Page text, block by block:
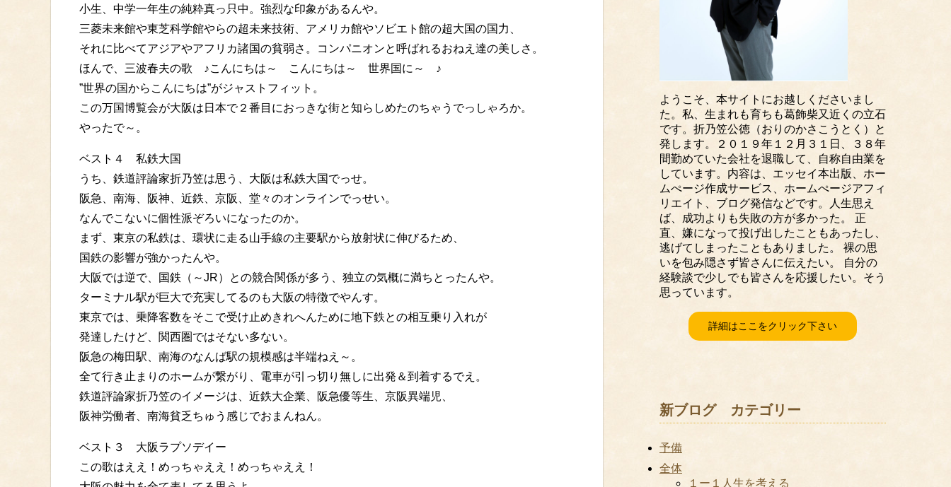
小生、中学一年生の純粋真っ只中。強烈な印象があるんや。
三菱未来館や東芝科学館やらの超未来技術、アメリカ館やソビエト館の超大国の国力、
それに比べてアジアやアフリカ諸国の貧弱さ。コンパニオンと呼ばれるおねえ達の美しさ。
ほんで、三波春夫の歌 ♪こんにちは～ こんにちは～ 世界国に～ ♪
”世界の国からこんにちは”がジャストフィット。
この万国博覧会が大阪は日本で２番目におっきな街と知らしめたのちゃうでっしゃろか。
やったで～。
ベスト４ 私鉄大国
うち、鉄道評論家折乃笠は思う、大阪は私鉄大国でっせ。
阪急、南海、阪神、近鉄、京阪、堂々のオンラインでっせい。
なんでこないに個性派ぞろいになったのか。
まず、東京の私鉄は、環状に走る山手線の主要駅から放射状に伸びるため、
国鉄の影響が強かったんや。
大阪では逆で、国鉄（～JR）との競合関係が多う、独立の気概に満ちとったんや。
ターミナル駅が巨大で充実してるのも大阪の特徴でやんす。
東京では、乗降客数をそこで受け止めきれへんために地下鉄との相互乗り入れが
発達したけど、関西圏ではそない多ない。
阪急の梅田駅、南海のなんば駅の規模感は半端ねえ～。
全て行き止まりのホームが繋がり、電車が引っ切り無しに出発＆到着するでえ。
鉄道評論家折乃笠のイメージは、近鉄大企業、阪急優等生、京阪異端児、
阪神労働者、南海貧乏ちゅう感じでおまんねん。
ベスト３ 大阪ラプソデイー
この歌はええ！めっちゃええ！めっちゃええ！
ようこそ、本サイトにお越しくださいまし
た。私、生まれも育ちも葛飾柴又近くの立石
です。折乃笠公徳（おりのかさこうとく）と
発します。２０１９年１２月３１日、３８年
間勤めていた会社を退職して、自称自由業を
しています。内容は、エッセイ本出版、ホー
ムぺージ作成サービス、ホームぺージアフィ
リエイト、ブログ発信などです。人生思え
ば、成功よりも失敗の方が多かった。 正
直、嫌になって投げ出したこともあったし、
逃げてしまったこともありました。 裸の思
いを包み隠さず皆さんに伝えたい。 自分の
経験談で少しでも皆さんを応援したい。そう
思っています。
詳細はここをクリック下さい
新ブログ カテゴリー
予備
全体
１ー１人生を考える